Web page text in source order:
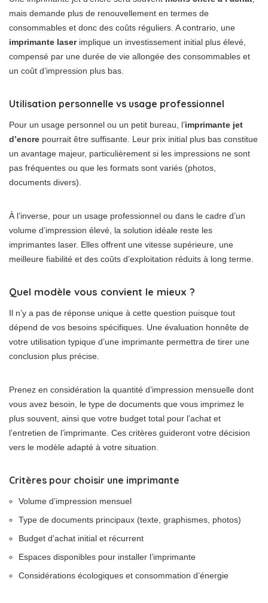
mais demande plus de renouvellement en termes de
consommables et donc des coûts réguliers. A contrario, une
imprimante laserimplique un investissement initial plus élevé,
compensé par une durée de vie allongée des consommables et
un coût d’impression plus bas.
Utilisation personnelle vs usage professionnel
Pour un usage personnel ou un petit bureau, l’imprimante jet
d’encre pourrait être suffisante. Leur prix initial plus bas constitue
un avantage majeur, particulièrement si les impressions ne sont
pas fréquentes ou que les formats sont variés (photos,
documents divers).
À l’inverse, pour un usage professionnel ou dans le cadre d’un
volume d’impression élevé, la solution idéale reste les
imprimantes laser. Elles offrent une vitesse supérieure, une
meilleure fiabilité et des coûts d’exploitation réduits à long terme.
Quel modèle vous convient le mieux ?
Il n’y a pas de réponse unique à cette question puisque tout
dépend de vos besoins spécifiques. Une évaluation honnête de
votre utilisation typique d’une imprimante permettra de tirer une
conclusion plus précise.
Prenez en considération la quantité d’impression mensuelle dont
vous avez besoin, le type de documents que vous imprimez le
plus souvent, ainsi que votre budget total pour l’achat et
l’entretien de l’imprimante. Ces critères guideront votre décision
vers le modèle adapté à votre situation.
Critères pour choisir une imprimante
Volume d’impression mensuel
Type de documents principaux (texte, graphismes, photos)
Budget d’achat initial et récurrent
Espaces disponibles pour installer l’imprimante
Considérations écologiques et consommation d’énergie